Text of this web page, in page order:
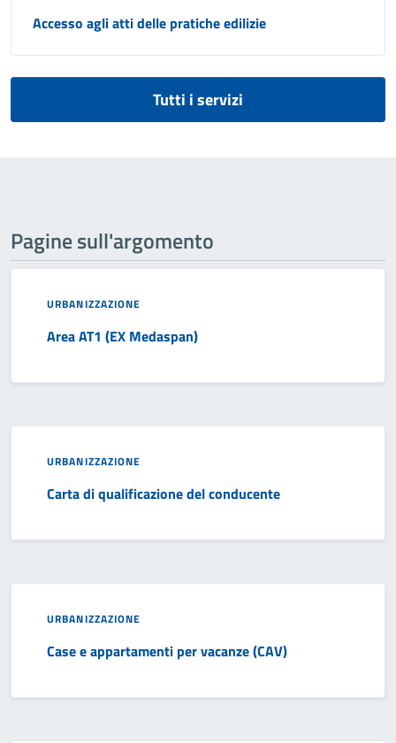
Accesso agli atti delle pratiche edilizie
Tutti i servizi
Pagine sull'argomento
URBANIZZAZIONE
Area AT1 (EX Medaspan)
URBANIZZAZIONE
Carta di qualificazione del conducente
URBANIZZAZIONE
Case e appartamenti per vacanze (CAV)